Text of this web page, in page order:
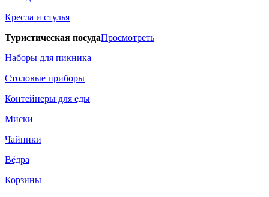
Кресла и стулья
Туристическая посудаПросмотреть
Наборы для пикника
Столовые приборы
Контейнеры для еды
Миски
Чайники
Вёдра
Корзины